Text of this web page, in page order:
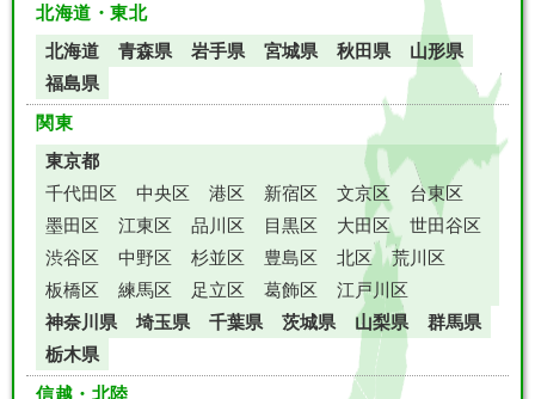
北海道・東北
北海道
青森県 岩手県 宮城県 秋田県
山形県
福島県
関東
東京都
千代田区
中央区 港区 新宿区 文京区
台東区
墨田区
江東区 品川区 目黒区 大田区
世田谷区
渋谷区
中野区 杉並区 豊島区 北区
荒川区
板橋区
練馬区 足立区 葛飾区
江戸川区
神奈川県
埼玉県 千葉県 茨城県 山梨県
群馬県
栃木県
信越・北陸